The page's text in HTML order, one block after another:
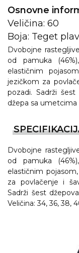
Osnovne
Veličina: 60
Boja: Teget
Dvobojne
od pamuka
elastičnim
jezičkom za
pozadi. Sadrži
džepa sa umetcima
Dvobojne
od pamuka
elastičnim
za povlačenje i
Sadrži šest
Veličina: 34, 36, 38,